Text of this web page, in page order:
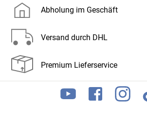
Abholung im Geschäft
Versand durch DHL
Premium Lieferservice